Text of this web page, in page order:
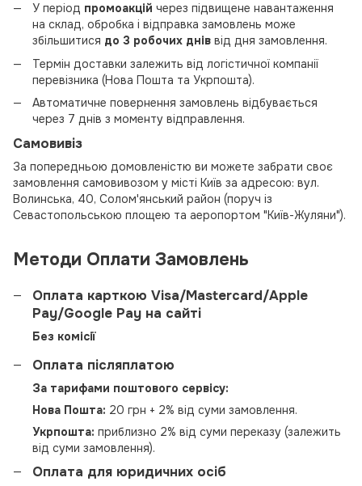
У період промоакцій через підвищене навантаження
на склад, обробка і відправка замовлень може
збільшитися до 3 робочих днів від дня замовлення.
Термін доставки залежить від логістичної компанії
перевізника (Нова Пошта та Укрпошта).
Автоматичне повернення замовлень відбувається
через 7 днів з моменту відправлення.
Самовивіз
За попередньою домовленістю ви можете забрати своє
замовлення самовивозом у місті Київ за адресою: вул.
Волинська, 40, Солом'янський район (поруч із
Севастопольською площею та аеропортом "Київ-Жуляни").
Методи Оплати Замовлень
Оплата карткою Visa/Mastercard/Apple
Pay/Google Pay на сайті
Без комісії
Оплата післяплатою
За тарифами поштового сервісу:
Нова Пошта: 20 грн + 2% від суми замовлення.
Укрпошта: приблизно 2% від суми переказу (залежить
від суми замовлення).
Оплата для юридичних осіб